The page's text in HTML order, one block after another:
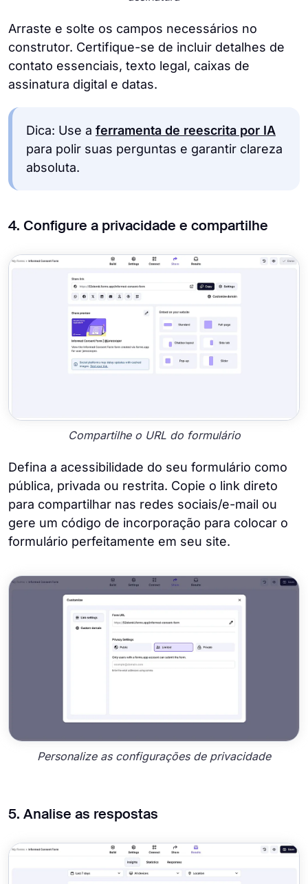
Arraste e solte os campos necessários no
construtor. Certifique-se de incluir detalhes de
contato essenciais, texto legal, caixas de
assinatura digital e datas.
Dica: Use a ferramenta de reescrita por IA
para polir suas perguntas e garantir clareza
absoluta.
4. Configure a privacidade e compartilhe
Compartilhe o URL do formulário
Defina a acessibilidade do seu formulário como
pública, privada ou restrita. Copie o link direto
para compartilhar nas redes sociais/e-mail ou
gere um código de incorporação para colocar o
formulário perfeitamente em seu site.
Personalize as configurações de privacidade
5. Analise as respostas